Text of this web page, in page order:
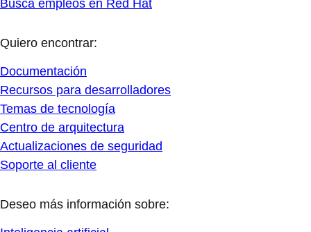
Busca empleos en Red Hat
Quiero encontrar:
Documentación
Recursos para desarrolladores
Temas de tecnología
Centro de arquitectura
Actualizaciones de seguridad
Soporte al cliente
Deseo más información sobre: